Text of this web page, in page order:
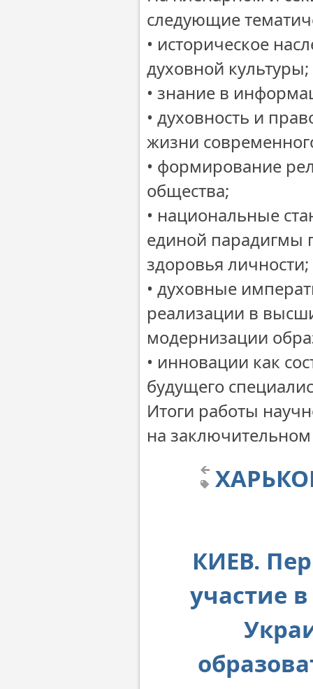
следующие
• историческое
духовной культуры;
• знание в
• духовность и
жизни
• формирование
общества;
• национальные
единой парадигмы
здоровья личности;
• духовные
реализации в
модернизации
• инновации как
будущего
Итоги работы
на
КИЕВ.
участие